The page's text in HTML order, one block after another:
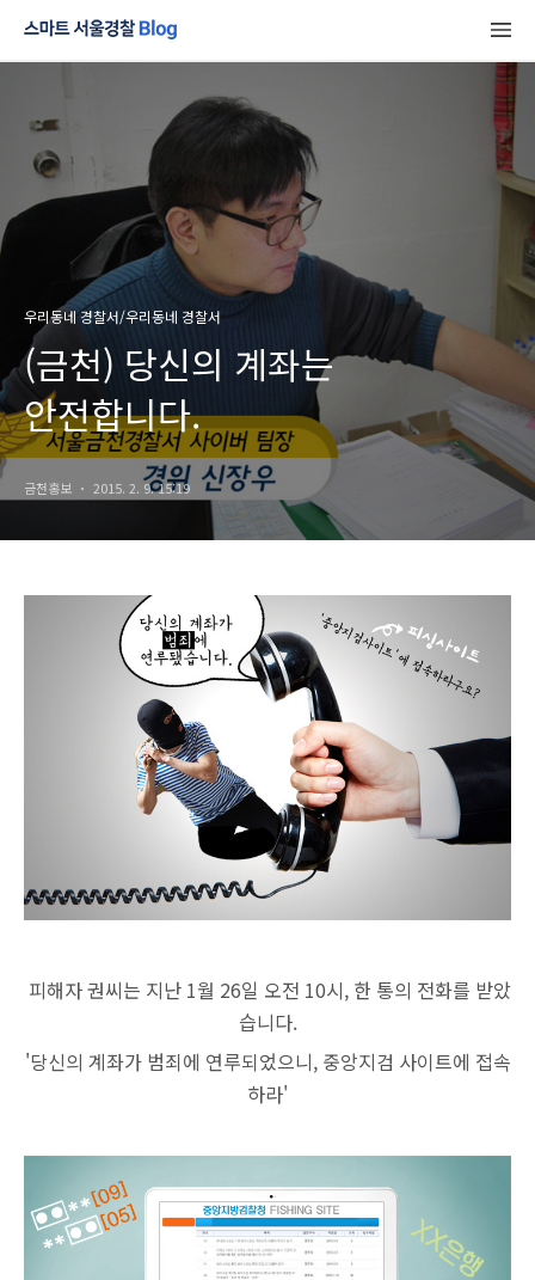
우리동네 경찰서/우리동네 경찰서
(금천) 당신의 계좌는
안전합니다.
금천홍보 2015. 2. 9. 15:19
피해자 권씨는 지난 1월 26일 오전 10시, 한 통의 전화를 받았
습니다.
'당신의 계좌가 범죄에 연루되었으니, 중앙지검 사이트에 접속
하라'